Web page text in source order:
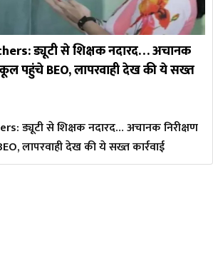
ड्यूटी से शिक्षक नदारद… अचानक
पहुंचे BEO, लापरवाही देख की ये सख्त
ड्यूटी से शिक्षक नदारद… अचानक निरीक्षण
लापरवाही देख की ये सख्त कार्रवाई